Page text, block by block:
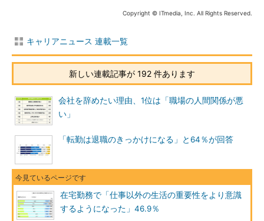
Copyright © ITmedia, Inc. All Rights Reserved.
キャリアニュース 連載一覧
新しい連載記事が 192 件あります
会社を辞めたい理由、1位は「職場の人間関係が悪
い」
「転勤は退職のきっかけになる」と64％が回答
在宅勤務で「仕事以外の生活の重要性をより意識
するようになった」46.9％